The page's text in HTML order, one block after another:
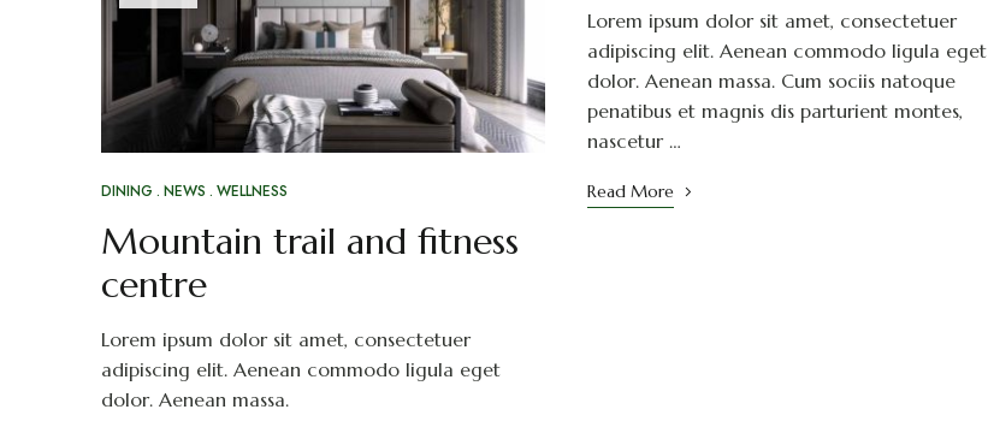
DINING NEWS WELLNESS
Mountain trail and fitness
centre
Lorem ipsum dolor sit amet, consectetuer
adipiscing elit. Aenean commodo ligula eget
dolor. Aenean massa.
Lorem ipsum dolor sit amet, consectetuer
adipiscing elit. Aenean commodo ligula eget
dolor. Aenean massa. Cum sociis natoque
penatibus et magnis dis parturient montes,
nascetur …
Read More